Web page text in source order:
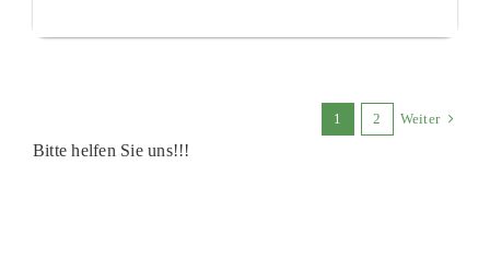
1 2 Weiter
Bitte helfen Sie uns!!!